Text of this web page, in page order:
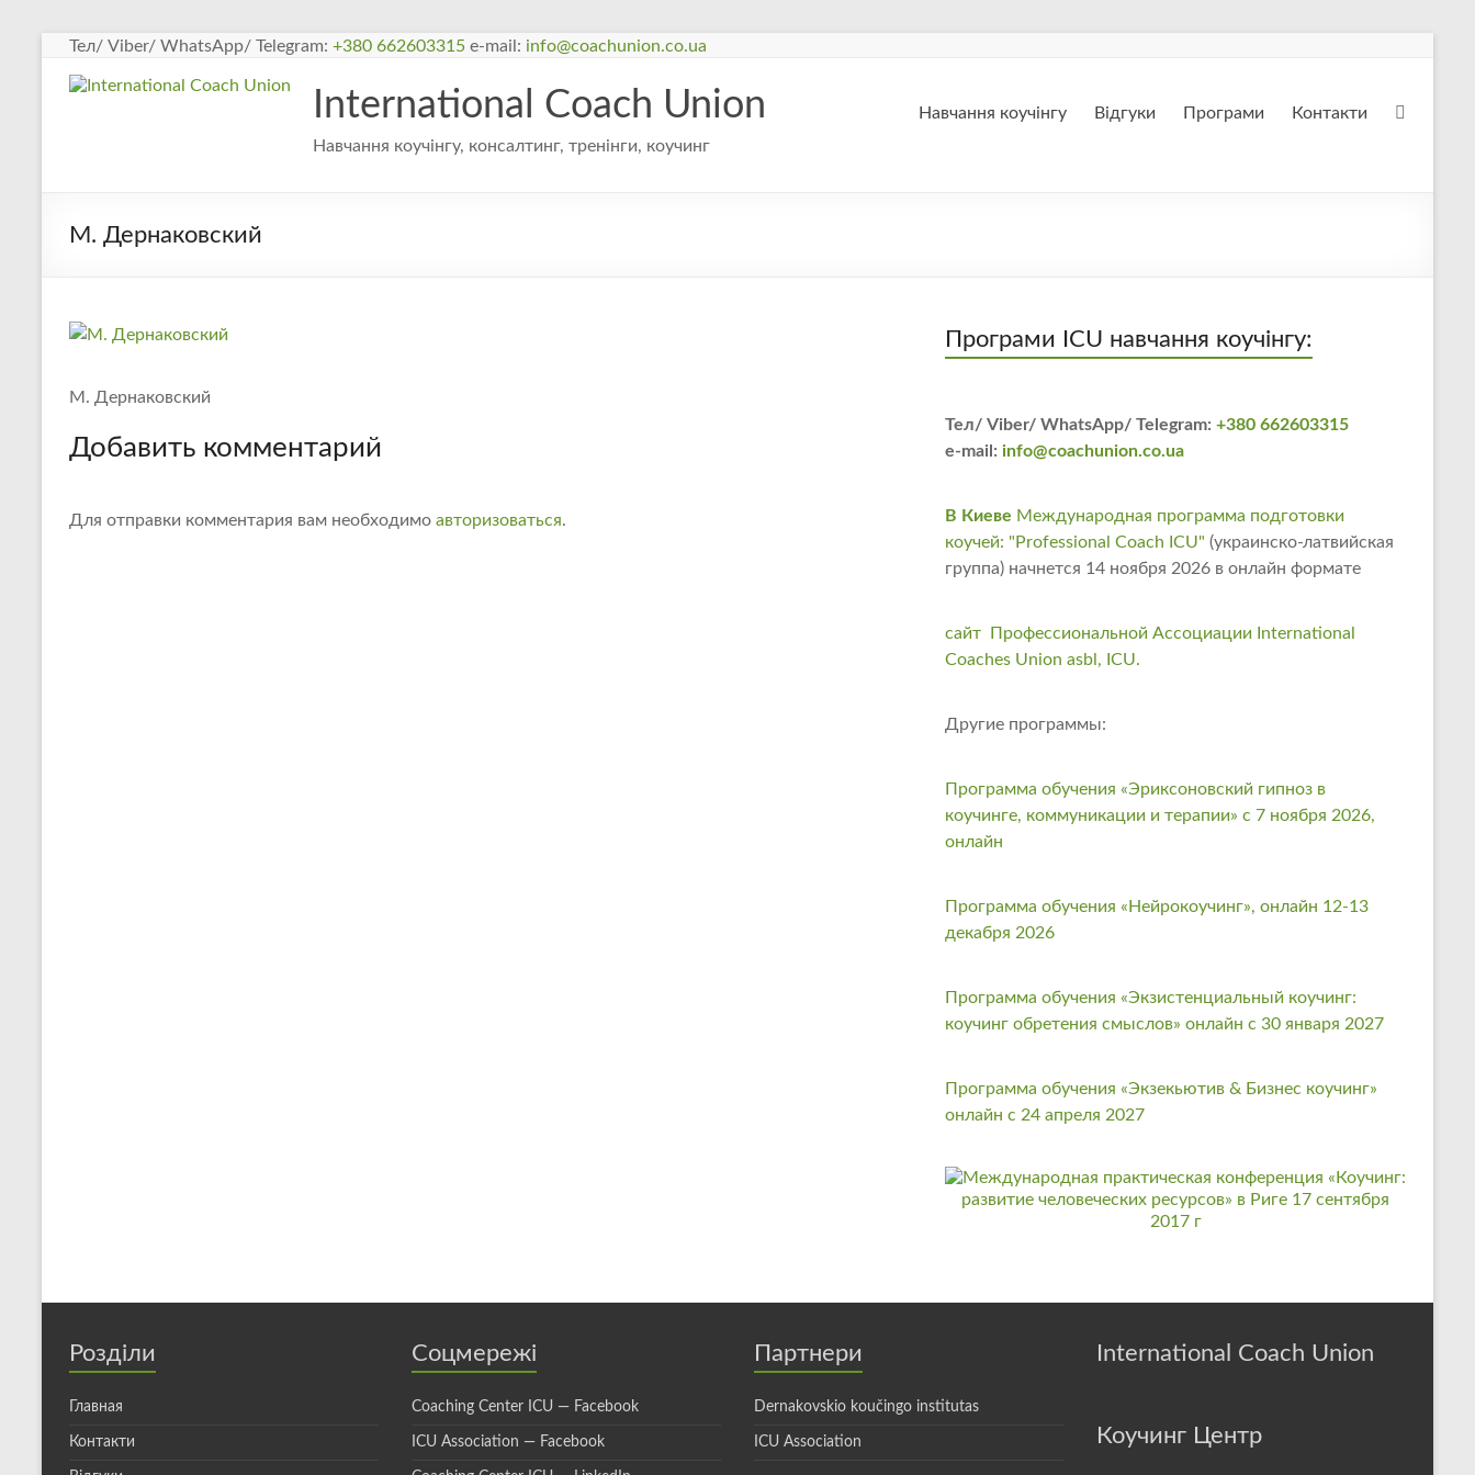
Перейти
содержимому
Тел/ Viber/ WhatsApp/ Telegram: +380 662603315 e-mail: info@coachunion.co.ua
International Coach Union
Навчання коучінгу, консалтинг, тренінги, коучинг
Навчання коучінгу Відгуки Програми Контакти
М. Дернаковский
М. Дернаковский
Добавить комментарий
Для отправки комментария вам необходимо авторизоваться.
Програми ICU навчання коучінгу:
Тел/ Viber/ WhatsApp/ Telegram: +380 662603315
e-mail: info@coachunion.co.ua
В Киеве Международная программа подготовки
коучей: "Professional Coach ICU" (украинско-латвийская
группа) начнется 14 ноября 2026 в онлайн формате
сайт Профессиональной Ассоциации International
Coaches Union asbl, ICU.
Другие программы:
Программа обучения «Эриксоновский гипноз в
коучинге, коммуникации и терапии» с 7 ноября 2026,
онлайн
Программа обучения «Нейрокоучинг», онлайн 12-13
декабря 2026
Программа обучения «Экзистенциальный коучинг:
коучинг обретения смыслов» онлайн с 30 января 2027
Программа обучения «Экзекьютив & Бизнес коучинг»
онлайн с 24 апреля 2027
Розділи
Главная
Контакти
Соцмережі
Coaching Center ICU — Facebook
ICU Association — Facebook
Партнери
Dernakovskio koučingo institutas
ICU Association
International Coach Union
Коучинг Центр